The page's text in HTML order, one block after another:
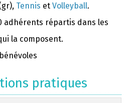
Tennis et Volleyball.
adhérents répartis dans les
la composent.
pratiques